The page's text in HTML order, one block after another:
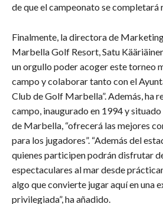
de que el campeonato se completará
Finalmente, la directora de
Marbella Golf Resort, Satu
un orgullo poder acoger este torneo
campo y colaborar tanto con el
Club de Golf Marbella”. Además, ha
campo, inaugurado en 1994 y
de Marbella, “ofrecerá las mejores
para los jugadores”. “Además del
quienes participen podrán disfrutar
espectaculares al mar desde
algo que convierte jugar aquí en una
privilegiada”, ha añadido.